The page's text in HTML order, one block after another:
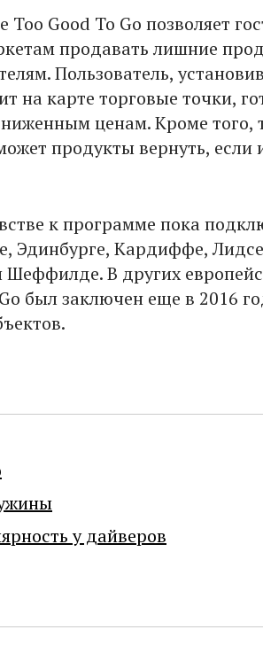
Good To Go позволяет
продавать лишние
Пользователь,
на карте торговые точки,
ценам. Кроме того,
продукты вернуть, если
к программе пока
Эдинбурге, Кардиффе,
В других
был заключен еще в 2016
у дайверов